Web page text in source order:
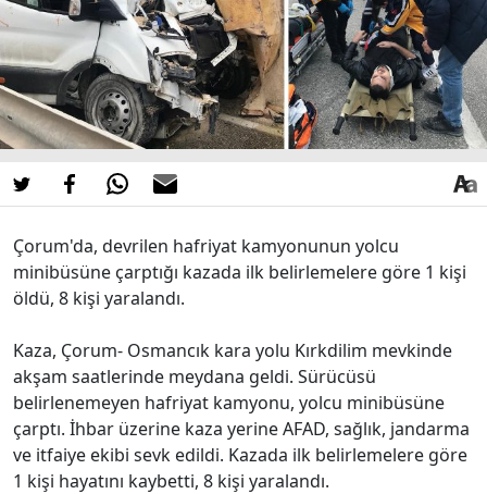
Çorum'da, devrilen hafriyat kamyonunun yolcu
minibüsüne çarptığı kazada ilk belirlemelere göre 1 kişi
öldü, 8 kişi yaralandı.
Kaza, Çorum- Osmancık kara yolu Kırkdilim mevkinde
akşam saatlerinde meydana geldi. Sürücüsü
belirlenemeyen hafriyat kamyonu, yolcu minibüsüne
çarptı. İhbar üzerine kaza yerine AFAD, sağlık, jandarma
ve itfaiye ekibi sevk edildi. Kazada ilk belirlemelere göre
1 kişi hayatını kaybetti, 8 kişi yaralandı.